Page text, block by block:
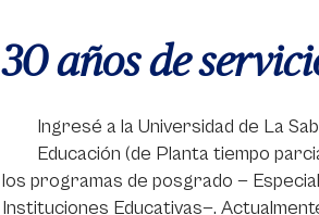
30 años de
Ingresé a la Universidad de La
Educación (de Planta tiempo
los programas de posgrado —
Instituciones Educativas—.